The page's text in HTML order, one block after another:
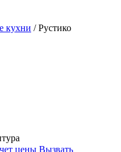
кухни / Рустико
цены Вызвать